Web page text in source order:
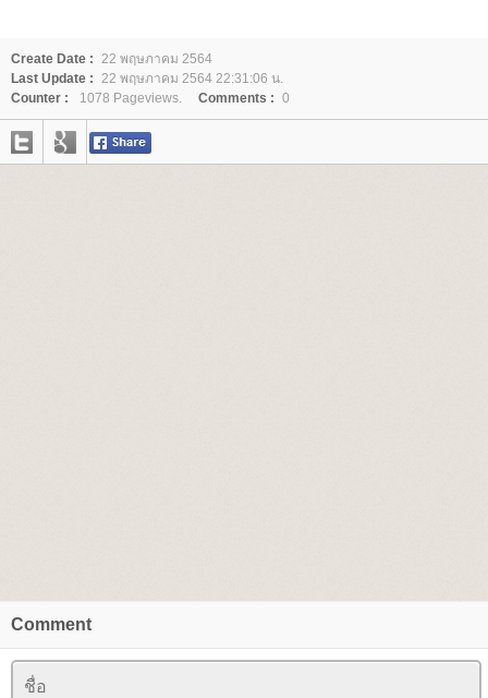
Create Date : 22 พฤษภาคม 2564
Last Update : 22 พฤษภาคม 2564 22:31:06 น.
Counter :
1078 Pageviews. Comments : 0
Comment